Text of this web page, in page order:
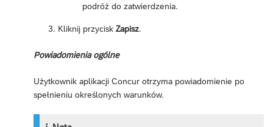
podróż do zatwierdzenia.
Kliknij przycisk Zapisz.
Powiadomienia ogólne
Użytkownik aplikacji Concur otrzyma powiadomienie po
spełnieniu określonych warunków.